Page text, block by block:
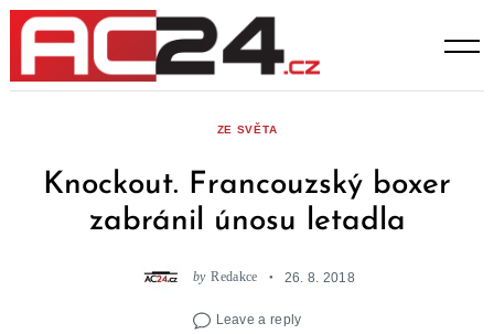
Skip
content
ZE SVĚTA
Knockout. Francouzský boxer
zabránil únosu letadla
by Redakce 26. 8. 2018
Leave a reply